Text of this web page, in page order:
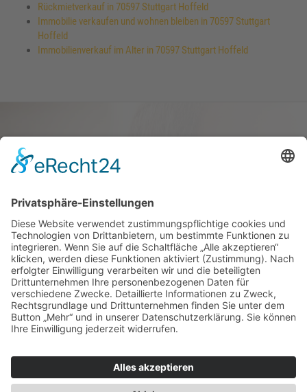
Rückmietverkauf in 70597 Stuttgart Hoffeld
Immobilie verkaufen und wohnen bleiben in 70597 Stuttgart
Hoffeld
Immobilienverkauf im Alter in 70597 Stuttgart Hoffeld
verkaufen und darin
wohnen bleiben
Verkaufen Sie Ihr Haus oder Ihre
Eigen­tums­woh­nung und bleiben Sie
darin wohnen.
Jetzt Ermittlung starten »